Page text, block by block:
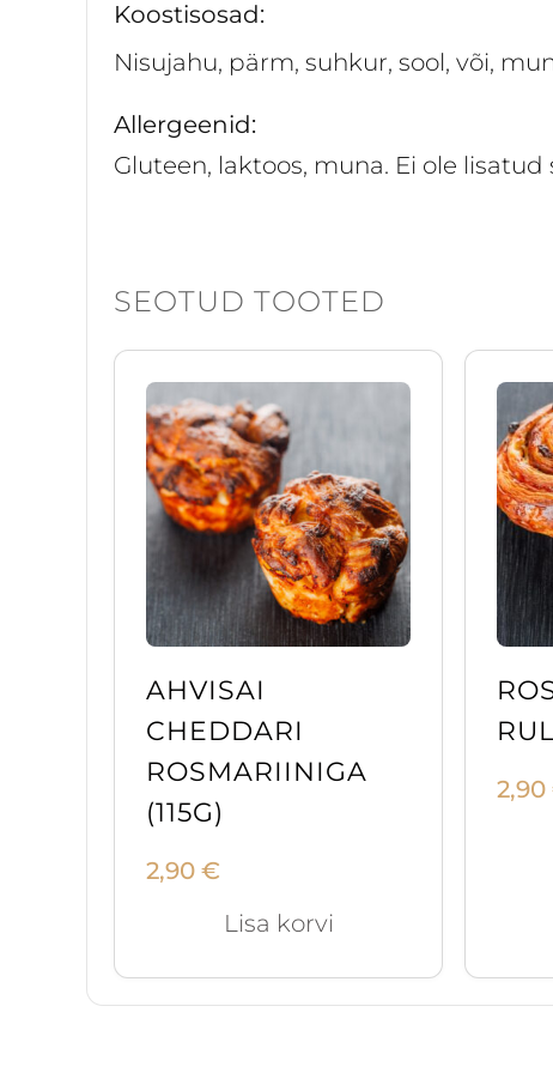
Koostisosad:
Nisujahu, pärm, suhkur, sool, või,
Allergeenid:
Gluteen, laktoos, muna. Ei ole lisatud
SEOTUD TOOTED
AHVISAI
CHEDDARI
ROSMARIINIGA
(115G)
2,90 €
Lisa korvi
2,90